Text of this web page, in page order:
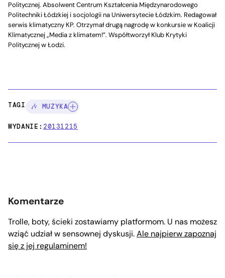
Politycznej. Absolwent Centrum Kształcenia Międzynarodowego
Politechniki Łódzkiej i socjologii na Uniwersytecie Łódzkim. Redagował
serwis klimatyczny KP. Otrzymał drugą nagrodę w konkursie w Koalicji
Klimatycznej „Media z klimatem!”. Współtworzył Klub Krytyki
Politycznej w Łodzi.
TAGI: 🎶 MUZYKA
WYDANIE:20131215
Komentarze
Trolle, boty, ścieki zostawiamy platformom. U nas możesz
wziąć udział w sensownej dyskusji.Ale najpierw zapoznaj
się z jej regulaminem!